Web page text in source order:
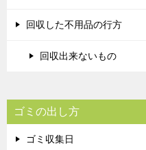
回収した不用品の行方
回収出来ないもの
ゴミの出し方
ゴミ収集日